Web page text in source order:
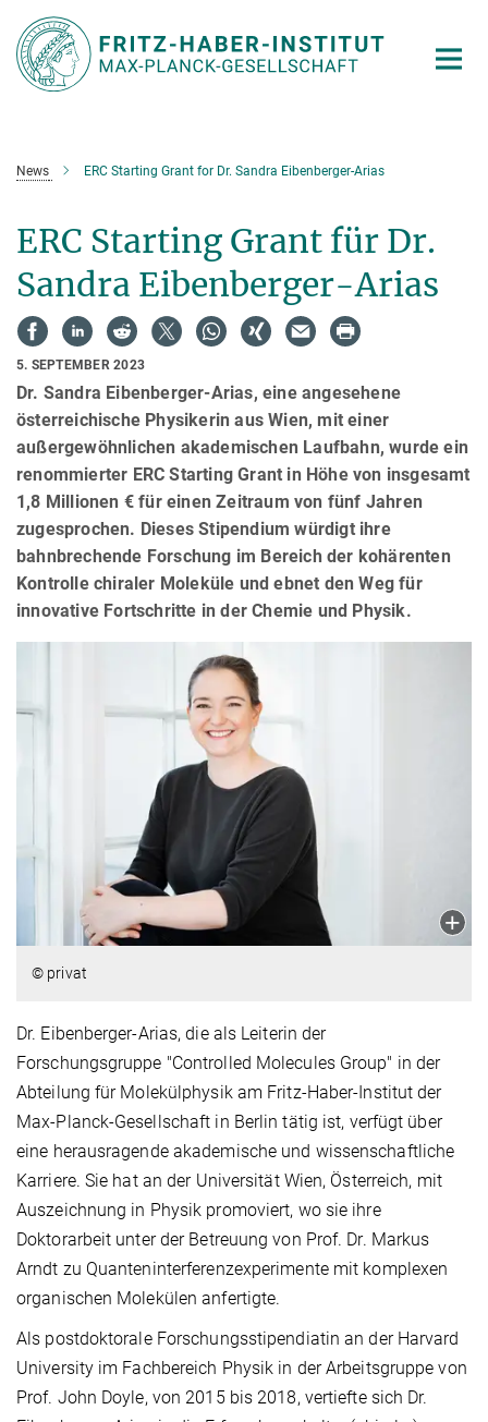
Hauptinhalt
News ERC Starting Grant for Dr. Sandra Eibenberger-Arias
ERC Starting Grant für Dr.
Sandra Eibenberger-Arias
5. SEPTEMBER 2023
Dr. Sandra Eibenberger-Arias, eine angesehene
österreichische Physikerin aus Wien, mit einer
außergewöhnlichen akademischen Laufbahn, wurde ein
renommierter ERC Starting Grant in Höhe von insgesamt
1,8 Millionen € für einen Zeitraum von fünf Jahren
zugesprochen. Dieses Stipendium würdigt ihre
bahnbrechende Forschung im Bereich der kohärenten
Kontrolle chiraler Moleküle und ebnet den Weg für
innovative Fortschritte in der Chemie und Physik.
© privat
Dr. Eibenberger-Arias, die als Leiterin der
Forschungsgruppe "Controlled Molecules Group" in der
Abteilung für Molekülphysik am Fritz-Haber-Institut der
Max-Planck-Gesellschaft in Berlin tätig ist, verfügt über
eine herausragende akademische und wissenschaftliche
Karriere. Sie hat an der Universität Wien, Österreich, mit
Auszeichnung in Physik promoviert, wo sie ihre
Doktorarbeit unter der Betreuung von Prof. Dr. Markus
Arndt zu Quanteninterferenzexperimente mit komplexen
organischen Molekülen anfertigte.
Als postdoktorale Forschungsstipendiatin an der Harvard
University im Fachbereich Physik in der Arbeitsgruppe von
Prof. John Doyle, von 2015 bis 2018, vertiefte sich Dr.